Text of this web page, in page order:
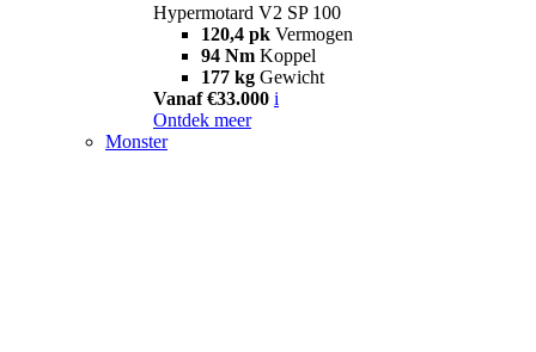
Hypermotard V2 SP 100
120,4 pk Vermogen
94 Nm Koppel
177 kg Gewicht
Vanaf €33.000 i
Ontdek meer
Monster